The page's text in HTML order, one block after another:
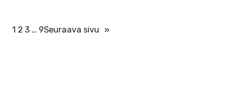
1 2 3 … 9Seuraava sivu »